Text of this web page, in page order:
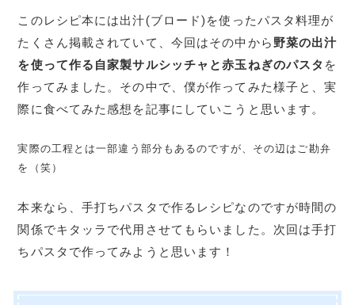
このレシピ本には出汁(ブロード)を使ったパスタ料理が
たくさん掲載されていて、今回はその中から野菜の出汁
を使って作る自家製サルシッチャと赤玉ねぎのパスタ を
作ってみました。その中で、僕が作ってみた様子と、実
際に食べてみた感想を記事にしていこうと思います。
実際の工程とは一部違う部分もあるのですが、その辺はご勘弁
を（笑）
本来なら、手打ちパスタで作るレシピなのですが時間の
関係でキタッラで代用させてもらいました。次回は手打
ちパスタで作ってみようと思います！